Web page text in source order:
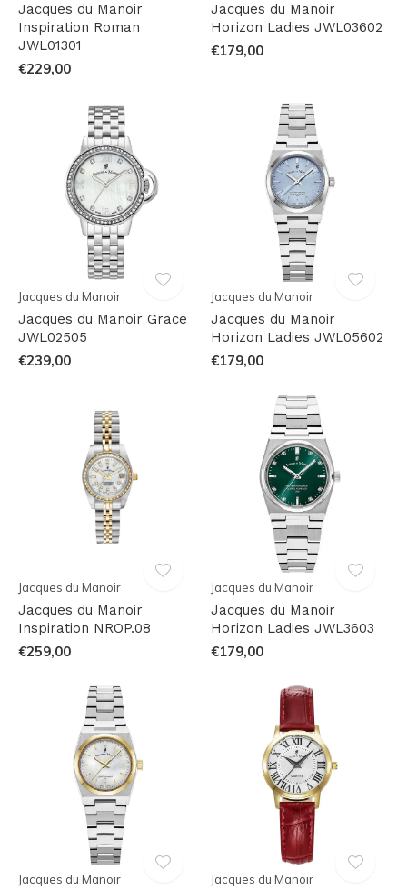
Jacques du Manoir
Inspiration Roman
JWL01301
€229,00
Jacques du Manoir
Horizon Ladies JWL03602
€179,00
Jacques du Manoir
Jacques du Manoir Grace
JWL02505
€239,00
Jacques du Manoir
Jacques du Manoir
Horizon Ladies JWL05602
€179,00
Jacques du Manoir
Jacques du Manoir
Inspiration NROP.08
€259,00
Jacques du Manoir
Jacques du Manoir
Horizon Ladies JWL3603
€179,00
Jacques du Manoir Jacques du Manoir